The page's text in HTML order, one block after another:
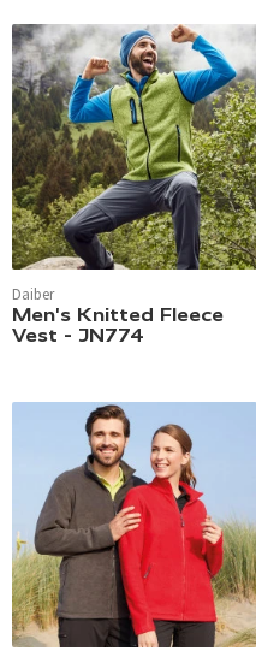
Daiber
Men's Knitted Fleece
Vest - JN774